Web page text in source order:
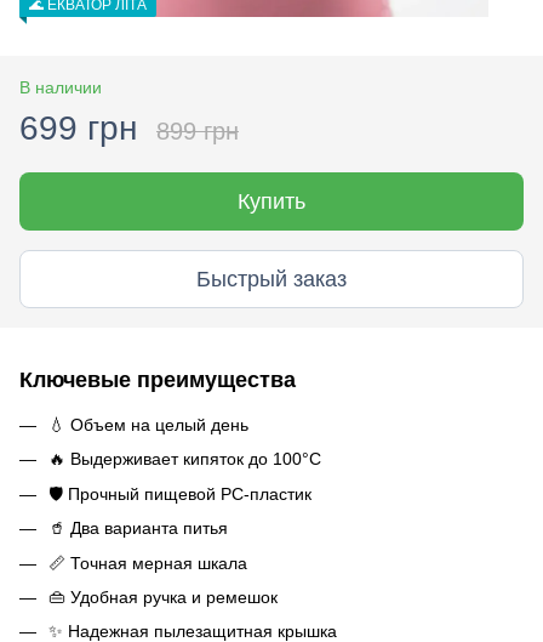
🌊 ЕКВАТОР ЛІТА
В наличии
699 грн 899 грн
Купить
Быстрый заказ
Ключевые преимущества
💧 Объем на целый день
🔥 Выдерживает кипяток до 100°C
🛡️ Прочный пищевой PC-пластик
🥤 Два варианта питья
📏 Точная мерная шкала
👜 Удобная ручка и ремешок
✨ Надежная пылезащитная крышка